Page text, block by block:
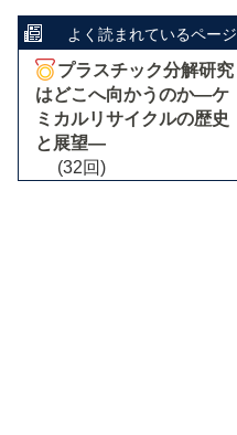
よく読まれているページ
プラスチック分解研究
はどこへ向かうのか―ケ
ミカルリサイクルの歴史
と展望―
(32回)